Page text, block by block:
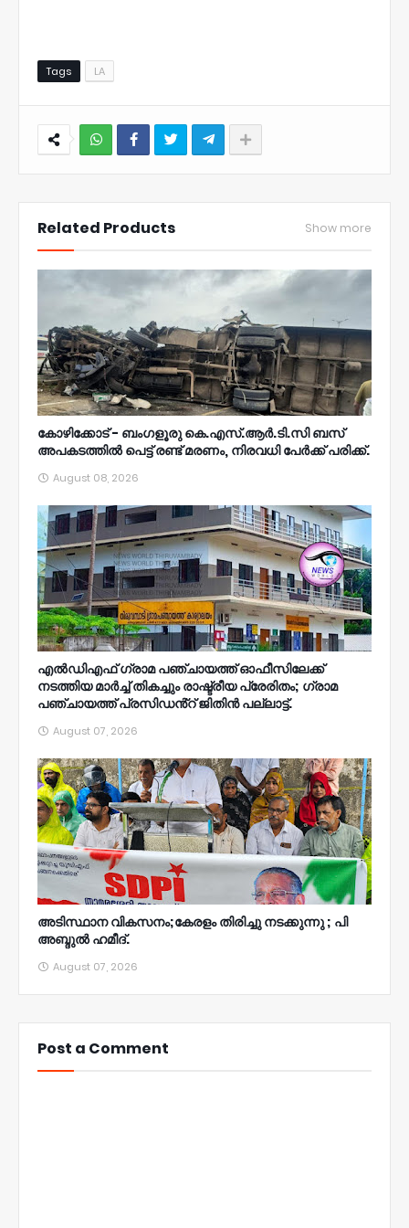
Tags LA
Related Products Show more
കോഴിക്കോട് - ബംഗളൂരു കെ.എസ്.ആർ.ടി.സി ബസ്
അപകടത്തിൽ പെട്ട് രണ്ട് മരണം, നിരവധി പേർക്ക് പരിക്ക്.
August 08, 2026
എൽഡിഎഫ് ഗ്രാമ പഞ്ചായത്ത് ഓഫീസിലേക്ക്
നടത്തിയ മാർച്ച് തികച്ചും രാഷ്ട്രീയ പ്രേരിതം; ഗ്രാമ
പഞ്ചായത്ത് പ്രസിഡൻ്റ് ജിതിൻ പല്ലാട്ട്.
August 07, 2026
അടിസ്ഥാന വികസനം;കേരളം തിരിച്ചു നടക്കുന്നു ; പി
അബ്ദുൽ ഹമീദ്.
August 07, 2026
Post a Comment